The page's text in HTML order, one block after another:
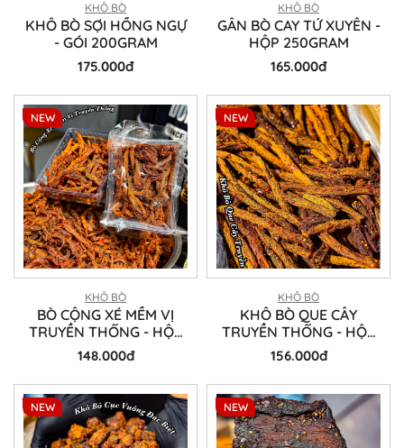
KHÔ BÒ
KHÔ BÒ SỢI HỒNG NGỰ
- GÓI 200GRAM
175.000đ
KHÔ BÒ
GÂN BÒ CAY TỨ XUYÊN -
HỘP 250GRAM
165.000đ
KHÔ BÒ
BÒ CỘNG XÉ MỀM VỊ
TRUYỀN THỐNG - HỘP
300GRAM
148.000đ
NEW
KHÔ BÒ
KHÔ BÒ QUE CÂY
TRUYỀN THỐNG - HỘP
300GRAM
156.000đ
NEW
NEW NEW